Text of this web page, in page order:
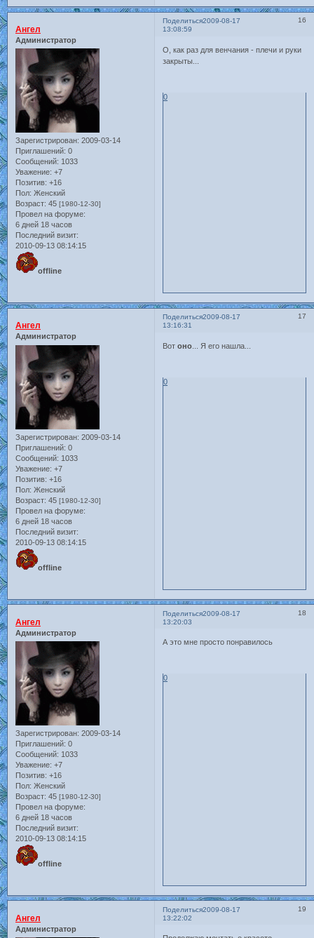
Поделиться 16
2009-08-17
13:08:59
Ангел
Администратор
Зарегистрирован: 2009-03-14
Приглашений: 0
Сообщений: 1033
Уважение: +7
Позитив: +16
Пол: Женский
Возраст: 45 [1980-12-30]
Провел на форуме:
6 дней 18 часов
Последний визит:
2010-09-13 08:14:15
offline
О, как раз для венчания - плечи и руки
закрыты...
0
Поделиться 17
2009-08-17
13:16:31
Ангел
Администратор
Зарегистрирован: 2009-03-14
Приглашений: 0
Сообщений: 1033
Уважение: +7
Позитив: +16
Пол: Женский
Возраст: 45 [1980-12-30]
Провел на форуме:
6 дней 18 часов
Последний визит:
2010-09-13 08:14:15
offline
Вотоно ... Я его нашла...
0
Поделиться 18
2009-08-17
13:20:03
Ангел
Администратор
Зарегистрирован: 2009-03-14
Приглашений: 0
Сообщений: 1033
Уважение: +7
Позитив: +16
Пол: Женский
Возраст: 45 [1980-12-30]
Провел на форуме:
6 дней 18 часов
Последний визит:
2010-09-13 08:14:15
offline
А это мне просто понравилось
0
Поделиться 19
2009-08-17
13:22:02
Ангел
Администратор